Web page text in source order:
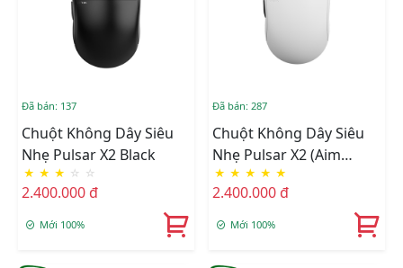
Đã bán: 137
Chuột Không Dây Siêu
Nhẹ Pulsar X2 Black
★ ★ ★ ☆ ☆
2.400.000 đ
Mới 100%
Đã bán: 287
Chuột Không Dây Siêu
Nhẹ Pulsar X2 (Aim
Trainer Pack)
★ ★ ★ ★ ★
2.400.000 đ
Mới 100%